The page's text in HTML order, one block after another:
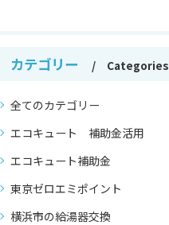
カテゴリー Categories
全てのカテゴリー
エコキュート 補助金活用
エコキュート補助金
東京ゼロエミポイント
横浜市の給湯器交換